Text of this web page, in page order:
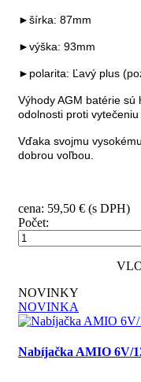
►šírka: 87mm
►výška: 93mm
►polarita: Ľavý plus
Výhody AGM batérie sú
odolnosti proti vytečeniu
Vďaka svojmu
dobrou voľbou.
cena: 59,50 € (s DPH)
Počet:
NOVINKY
NOVINKA
Nabíjačka AMIO 6V/